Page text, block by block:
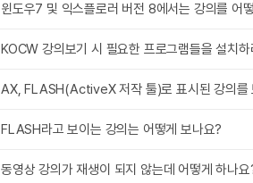
윈도우7 및 익스플로러 버전 8에서는 강의를 어
KOCW 강의보기 시 필요한 프로그램들을 설치
AX, FLASH(ActiveX 저작 툴)로 표시된 강의를
FLASH라고 보이는 강의는 어떻게 보나요?
동영상 강의가 재생이 되지 않는데 어떻게 하나